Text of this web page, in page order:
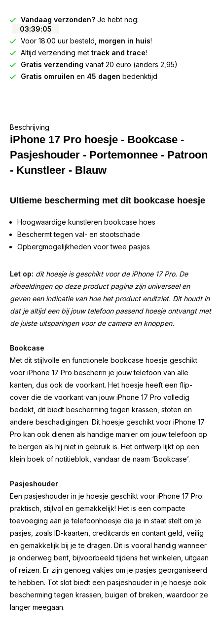
Vandaag verzonden? Je hebt nog:
03:39:05
Voor 18:00 uur besteld, morgen in huis!
Altijd verzending met track and trace!
Gratis verzending vanaf 20 euro (anders 2,95)
Gratis omruilen en 45 dagen bedenktijd
Beschrijving
iPhone 17 Pro hoesje - Bookcase -
Pasjeshouder - Portemonnee - Patroon
- Kunstleer - Blauw
Ultieme bescherming met dit bookcase hoesje
Hoogwaardige kunstleren bookcase hoes
Beschermt tegen val- en stootschade
Opbergmogelijkheden voor twee pasjes
Let op: dit hoesje is geschikt voor de iPhone 17 Pro. De
afbeeldingen op deze product pagina zijn universeel en
geven een indicatie van hoe het product eruitziet. Dit houdt in
dat je altijd een bij jouw telefoon passend hoesje ontvangt met
de juiste uitsparingen voor de camera en knoppen.
Bookcase
Met dit stijlvolle en functionele bookcase hoesje geschikt
voor iPhone 17 Pro bescherm je jouw telefoon van alle
kanten, dus ook de voorkant. Het hoesje heeft een flip-
cover die de voorkant van jouw iPhone 17 Pro volledig
bedekt, dit biedt bescherming tegen krassen, stoten en
andere beschadigingen. Dit hoesje geschikt voor iPhone 17
Pro kan ook dienen als handige manier om jouw telefoon op
te bergen als hij niet in gebruik is. Het ontwerp lijkt op een
klein boek of notitieblok, vandaar de naam ‘Bookcase’.
Pasjeshouder
Een pasjeshouder in je hoesje geschikt voor iPhone 17 Pro:
praktisch, stijlvol en gemakkelijk! Het is een compacte
toevoeging aan je telefoonhoesje die je in staat stelt om je
pasjes, zoals ID-kaarten, creditcards en contant geld, veilig
en gemakkelijk bij je te dragen. Dit is vooral handig wanneer
je onderweg bent, bijvoorbeeld tijdens het winkelen, uitgaan
of reizen. Er zijn genoeg vakjes om je pasjes georganiseerd
te hebben. Tot slot biedt een pasjeshouder in je hoesje ook
bescherming tegen krassen, buigen of breken, waardoor ze
langer meegaan.